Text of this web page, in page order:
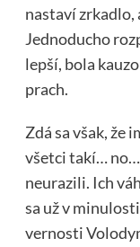
nastaví zrkadlo,
Jednoducho
lepší, bola
prach.
Zdá sa však, že
všetci takí…
neurazili. Ich
sa už v
vernosti